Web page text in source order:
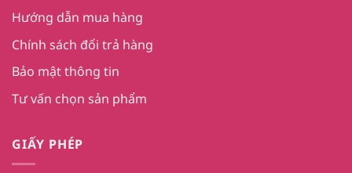
Hướng dẫn mua hàng
Chính sách đổi trả hàng
Bảo mật thông tin
Tư vấn chọn sản phẩm
GIẤY PHÉP